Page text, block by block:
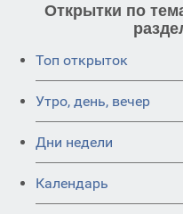
Открытки по
Топ открыток
Утро, день, вечер
Дни недели
Календарь